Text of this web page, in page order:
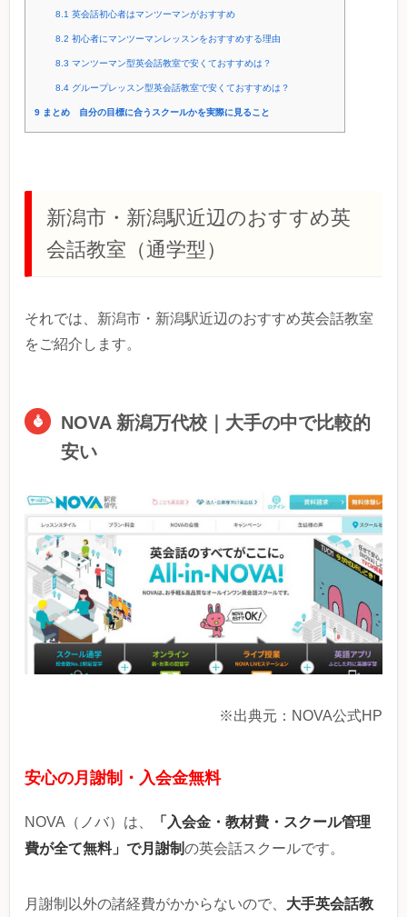
8.1 英会話初心者はマンツーマンがおすすめ
8.2 初心者にマンツーマンレッスンをおすすめする理由
8.3 マンツーマン型英会話教室で安くておすすめは？
8.4グループレッスン型英会話教室で安くておすすめは？
9 まとめ 自分の目標に合うスクールかを実際に見ること
新潟市・新潟駅近辺のおすすめ英
会話教室（通学型）
それでは、新潟市・新潟駅近辺のおすすめ英会話教室
をご紹介します。
NOVA 新潟万代校｜大手の中で比較的
安い
※出典元：NOVA公式HP
安心の月謝制・入会金無料
NOVA（ノバ）は、
「入会金・教材費・スクール管理
費が全て無料」で月謝制の英会話スクールです。
月謝制以外の諸経費がかからないので、 大手英会話教